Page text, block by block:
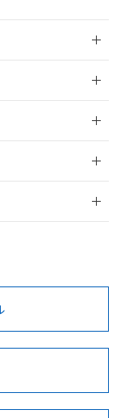
以下を必ずお読
との取
ドするこ
証明書
を証明す
テル類４
間は出
を完了